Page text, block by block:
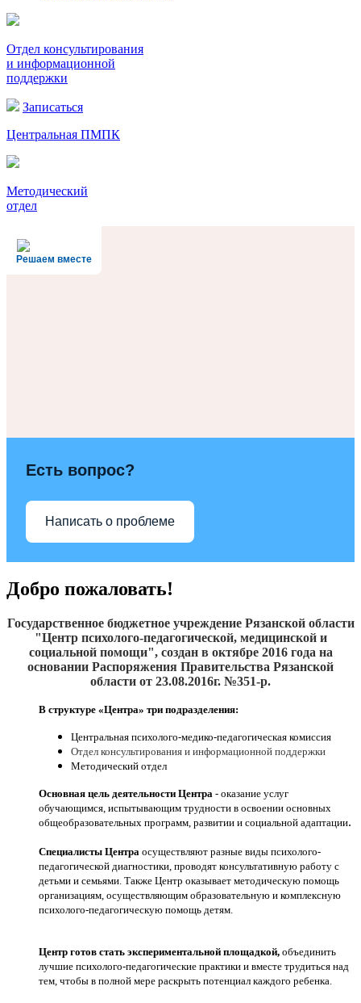
Отдел консультирования
и информационной
поддержки
Записаться
Центральная ПМПК
Методический
отдел
Решаем вместе
Есть вопрос?
Написать о проблеме
Добро пожаловать!
Государственное бюджетное учреждение Рязанской области
"Центр психолого-педагогической, медицинской и
социальной помощи", создан в октябре 2016года на
основании Распоряжения Правительства Рязанской
области от 23.08.2016г. №351-р.
В структуре «Центра» три подразделения:
Центральная психолого-медико-педагогическая комиссия
Отдел консультирования и информационной поддержки
Методический отдел
Основная цель деятельности Центра - оказание услуг
обучающимся, испытывающим трудности в освоении основных
общеобразовательных программ, развитии и социальной адаптации.
Специалисты Центра осуществляют разные виды психолого-
педагогической диагностики, проводят консультативную работу с
детьми и семьями. Также Центр оказывает методическую помощь
организациям, осуществляющим образовательную и комплексную
психолого-педагогическую помощь детям.
Центр готов стать экспериментальной площадкой, объединить
лучшие психолого-педагогические практики и вместе трудиться над
тем, чтобы в полной мере раскрыть потенциал каждого ребенка.